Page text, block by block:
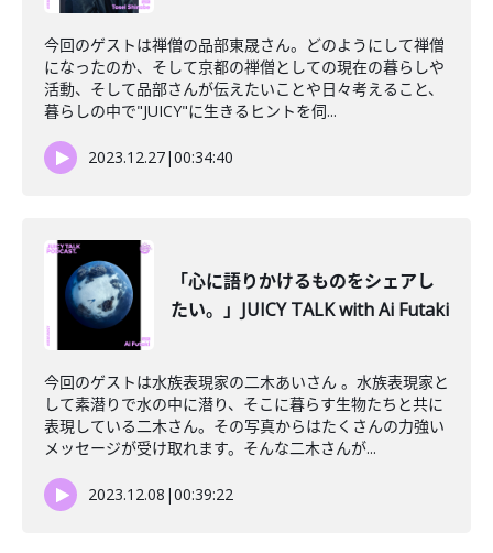
今回のゲストは禅僧の品部東晟さん。どのようにして禅僧
になったのか、そして京都の禅僧としての現在の暮らしや
活動、そして品部さんが伝えたいことや日々考えること、
暮らしの中で"JUICY"に生きるヒントを伺...
2023.12.27|00:34:40
「心に語りかけるものをシェアし
たい。」JUICY TALK with Ai Futaki
今回のゲストは水族表現家の二木あいさん 。水族表現家と
して素潜りで水の中に潜り、そこに暮らす生物たちと共に
表現している二木さん。その写真からはたくさんの力強い
メッセージが受け取れます。そんな二木さんが...
2023.12.08 |00:39:22